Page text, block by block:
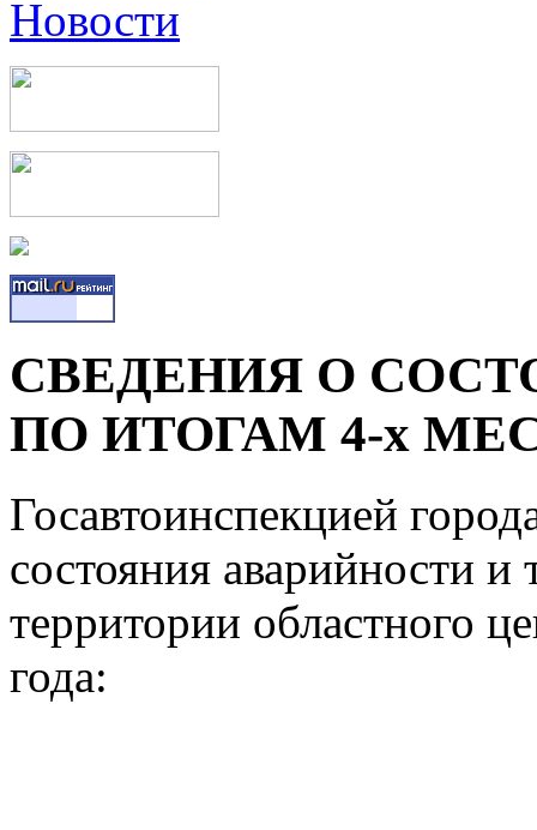
СВЕДЕНИЯ О
ПО ИТОГАМ 4-х
Госавтоинспекцией
состояния аварийности
территории областного
года: